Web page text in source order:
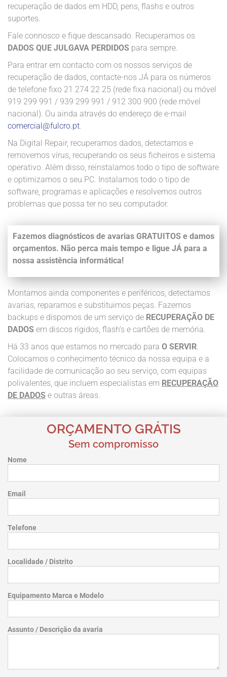
recuperação de dados em HDD, pens, flashs e outros
suportes.
Fale connosco e fique descansado. Recuperamos os
DADOS QUE JULGAVA PERDIDOS para sempre.
Para entrar em contacto com os nossos serviços de
recuperação de dados, contacte-nos JÁ para os números
de telefone fixo 21 274 22 25 (rede fixa nacional) ou móvel
919 299 991 / 939 299 991 / 912 300 900 (rede móvel
nacional). Ou ainda através do endereço de e-mail
comercial@fulcro.pt.
Na Digital Repair, recuperamos dados, detectamos e
removemos vírus, recuperando os seus ficheiros e sistema
operativo. Além disso, reinstalamos todo o tipo de software
e optimizamos o seu PC. Instalamos todo o tipo de
software, programas e aplicações e resolvemos outros
problemas que possa ter no seu computador.
Fazemos diagnósticos de avarias GRATUITOS e damos
orçamentos. Não perca mais tempo e ligue JÁ para a
nossa assistência informática!
Montamos ainda componentes e periféricos, detectamos
avarias, reparamos e substituimos peças. Fazemos
backups e dispomos de um serviço de RECUPERAÇÃO DE
DADOS em discos rígidos, flash’s e cartões de memória.
Há 33 anos que estamos no mercado para O SERVIR.
Colocamos o conhecimento técnico da nossa equipa e a
facilidade de comunicação ao seu serviço, com equipas
polivalentes, que incluem especialistas em RECUPERAÇÃO
DE DADOS e outras áreas.
ORÇAMENTO GRÁTIS
Sem compromisso
Nome
Email
Telefone
Localidade / Distrito
Equipamento Marca e Modelo
Assunto / Descrição da avaria